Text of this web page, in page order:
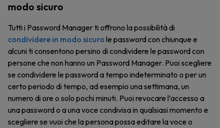
modo sicuro
Tutti i Password Manager ti offrono la possibilità di
condividere in modo sicuro le password con chiunque e
alcuni ti consentono persino di condividere le password con
persone che non hanno un Password Manager. Puoi scegliere
se condividere le password a tempo indeterminato o per un
certo periodo di tempo, ad esempio una settimana, un
numero di ore o solo pochi minuti. Puoi revocare l’accesso a
una password o a una voce condivisa in qualsiasi momento e
scegliere se vuoi che la persona possa editare la voce o